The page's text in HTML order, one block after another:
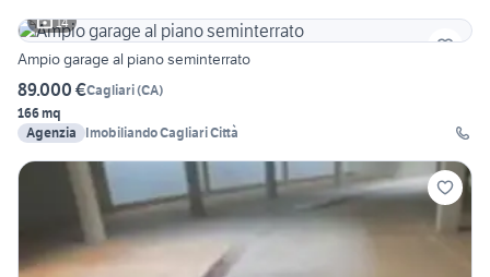
14
Ampio garage al piano seminterrato
89.000 €Cagliari(CA)
166 mq
Agenzia
Imobiliando Cagliari Città